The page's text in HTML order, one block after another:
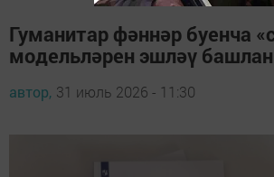
Гуманитар фәннәр буенча
модельләрен эшләү
автор, 31 июль 2026 - 11:30